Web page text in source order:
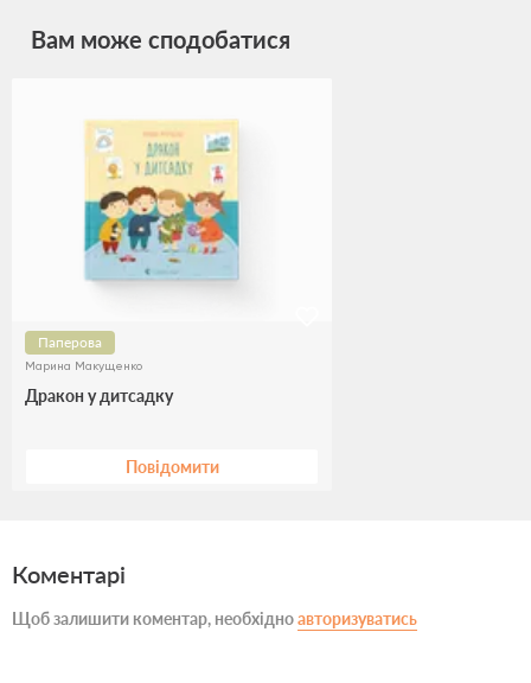
Вам може сподобатися
Паперова
Марина Макущенко
Дракон у дитсадку
Повідомити
Коментарі
Щоб залишити коментар, необхідноавторизуватись